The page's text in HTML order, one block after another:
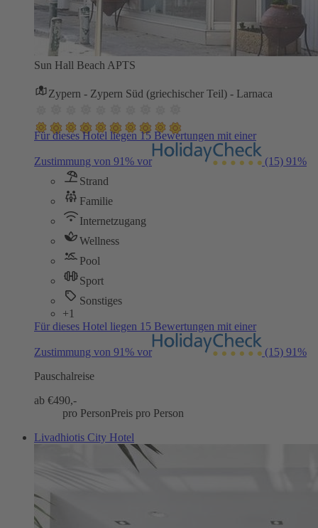
Sun Hall Beach APTS
Zypern - Zypern Süd (griechischer Teil) - Larnaca
Für dieses Hotel liegen 15 Bewertungen mit einer
Zustimmung von 91% vor (15) 91%
Strand
Familie
Internetzugang
Wellness
Pool
Sport
Sonstiges
+1
Für dieses Hotel liegen 15 Bewertungen mit einer
Zustimmung von 91% vor (15) 91%
Pauschalreise
ab €490,-
pro PersonPreis pro Person
Livadhiotis City Hotel